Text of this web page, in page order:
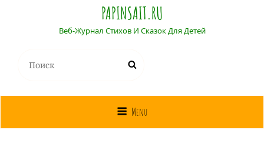
PAPINSAIT.RU
Веб-Журнал Стихов И Сказок Для Детей
Menu